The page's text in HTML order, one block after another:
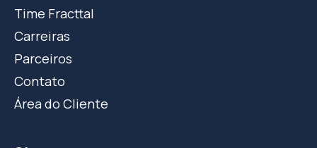
Time Fracttal
Carreiras
Parceiros
Contato
Área do Cliente